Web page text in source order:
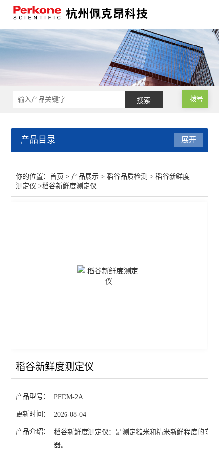
拨号
产品目录
实验砻谷机
大米加工精度测定仪
大米食味计
展开
你的位置：首页 > 产品展示 >稻谷品质检测 >稻谷新鲜度
测定仪 >稻谷新鲜度测定仪
稻谷新鲜度测定仪
产品型号： PFDM-2A
更新时间： 2026-08-04
产品介绍：
稻谷新鲜度测定仪：是测定糙米和精米新鲜程度的专
器。